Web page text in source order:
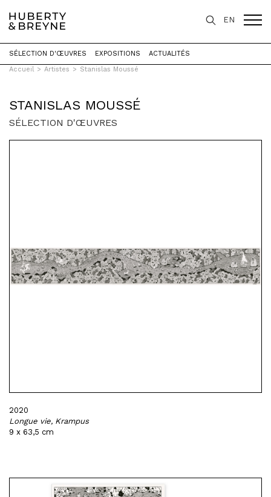
EN
Accueil > Artistes > Stanislas Moussé
STANISLAS MOUSSÉ
SÉLECTION D'ŒUVRES EXPOSITIONS ACTUALITÉS
SÉLECTION D'ŒUVRES
2020
Longue vie, Krampus
9 x 63,5 cm